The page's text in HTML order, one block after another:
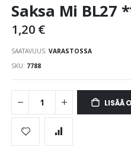
to
beginning
images
gallery
Saksa Mi BL27
1,20 €
SAATAVUUS: VARASTOSSA
SKU 7788
LISÄÄ